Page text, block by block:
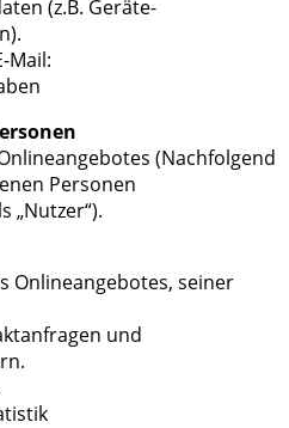
(z.B. Geräte-
Mail:
(Nachfolgend
Personen
„Nutzer“).
Onlineangebotes, seiner
und